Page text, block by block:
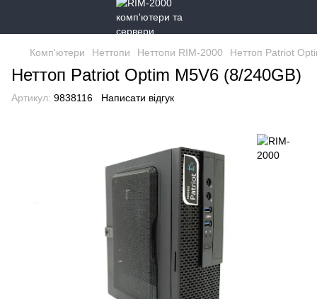
Комп'ютери Неттопи Неттопи RIM-2000 Неттоп Patriot
Неттоп Patriot Optim M5V6 (8/240GB)
Артикул: 9838116 Написати відгук